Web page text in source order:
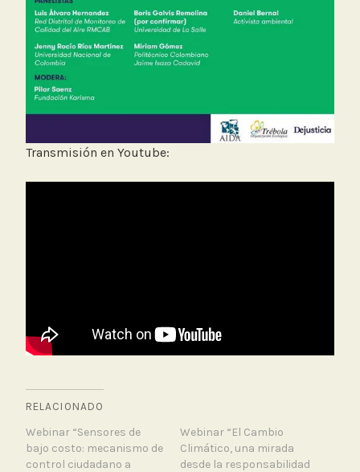
Transmisión en Youtube:
RELACIONADO
Webinar “Sensores de
bajo costo: mecanismo de
control ciudadano a
Webinar “El Cambio
Climático, una mirada
desde la responsabilidad